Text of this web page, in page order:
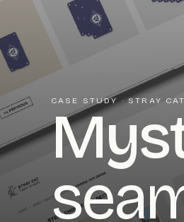
CASE STUDY · STRAY